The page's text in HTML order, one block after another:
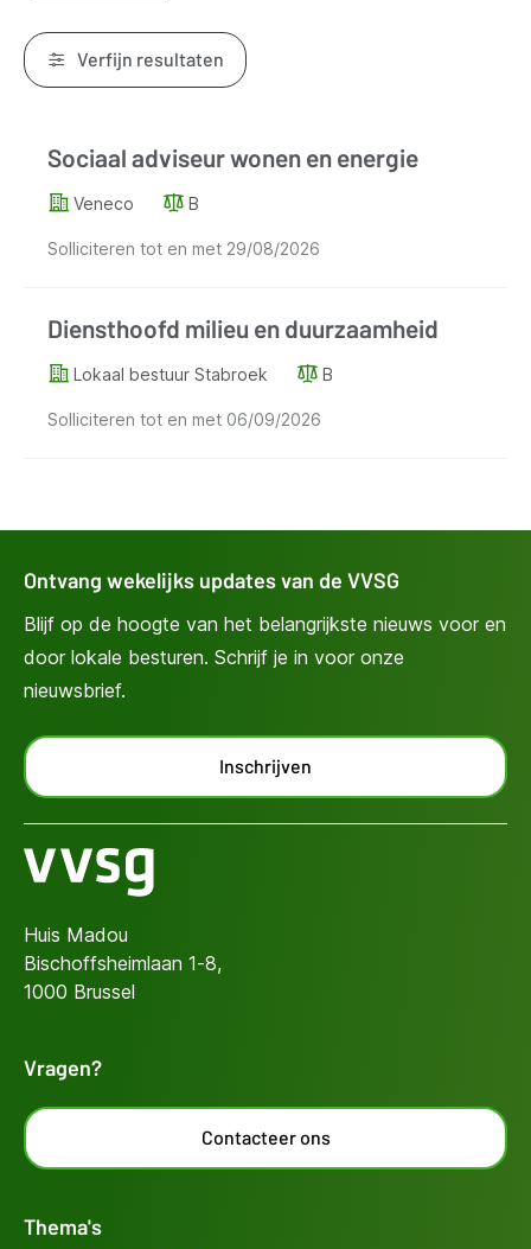
Verfijn resultaten
Resultaten
Sociaal adviseur wonen en energie
Veneco B
Solliciteren tot en met 29/08/2026
Diensthoofd milieu en duurzaamheid
Lokaal bestuur Stabroek B
Solliciteren tot en met 06/09/2026
Ontvang wekelijks updates van de VVSG
Blijf op de hoogte van het belangrijkste nieuws voor en
door lokale besturen. Schrijf je in voor onze
nieuwsbrief.
Inschrijven
Huis Madou
Bischoffsheimlaan 1-8,
1000 Brussel
Vragen?
Contacteer ons
Thema's